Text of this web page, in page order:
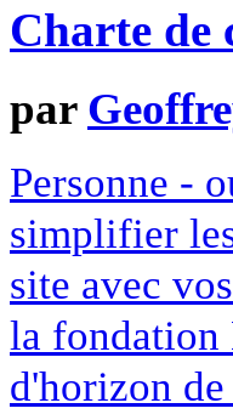
Charte de
par
Personne -
simplifier
site avec
la fondation
d'horizon